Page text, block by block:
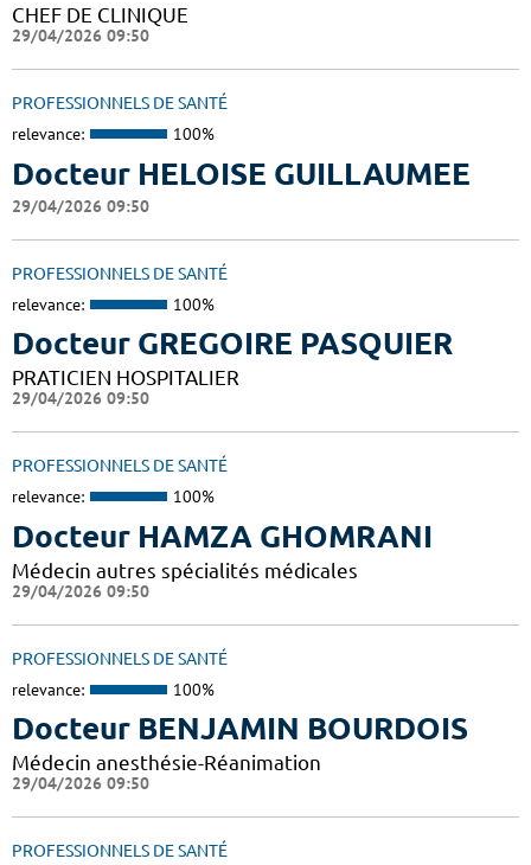
CHEF DE CLINIQUE
29/04/2026 09:50
PROFESSIONNELS DE SANTÉ
relevance: 100%
Docteur HELOISE GUILLAUMEE
29/04/2026 09:50
PROFESSIONNELS DE SANTÉ
relevance: 100%
Docteur GREGOIRE PASQUIER
PRATICIEN HOSPITALIER
29/04/2026 09:50
PROFESSIONNELS DE SANTÉ
relevance: 100%
Docteur HAMZA GHOMRANI
Médecin autres spécialités médicales
29/04/2026 09:50
PROFESSIONNELS DE SANTÉ
relevance: 100%
Docteur BENJAMIN BOURDOIS
Médecin anesthésie-Réanimation
29/04/2026 09:50
PROFESSIONNELS DE SANTÉ